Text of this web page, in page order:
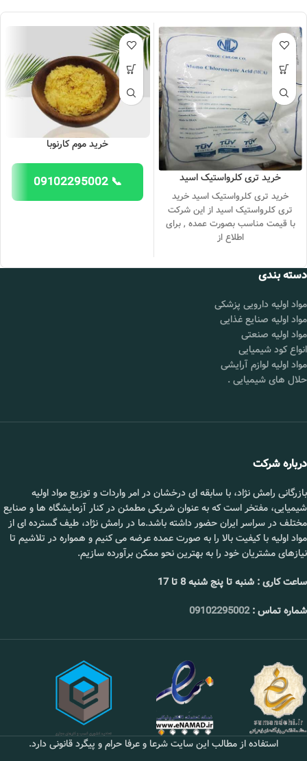
خرید تری کلرواستیک اسید
خرید تری کلرواستیک اسید خرید
تری کلرواستیک اسید از این شرکت
با قیمت مناسب بصورت عمده , برای
اطلاع از
خرید موم کارنوبا
📞 09102295002
دسته بندی
مواد اولیه دارویی پزشکی
مواد اولیه صنایع غذایی
مواد اولیه صنعتی
انواع کود شیمیایی
مواد اولیه لوازم آرایشی
حلال های شیمیایی .
درباره شرکت
بازرگانی رامش نژاد، با سابقه ای درخشان در امر واردات و توزیع مواد اولیه
شیمیایی، مفتخر است که به عنوان شریکی مطمئن در کنار آزمایشگاه ها و صنایع
مختلف در سراسر ایران حضور داشته باشد.ما در رامش نژاد، طیف گسترده ای از
مواد اولیه با کیفیت بالا را به صورت عمده عرضه می کنیم و همواره در تلاشیم تا
نیازهای مشتریان خود را به بهترین نحو ممکن برآورده سازیم.
ساعت کاری : شنبه تا پنج شنبه 8 تا 17
شماره تماس :09102295002
استفاده از مطالب این سایت شرعا و عرفا حرام و پیگرد قانونی دارد.